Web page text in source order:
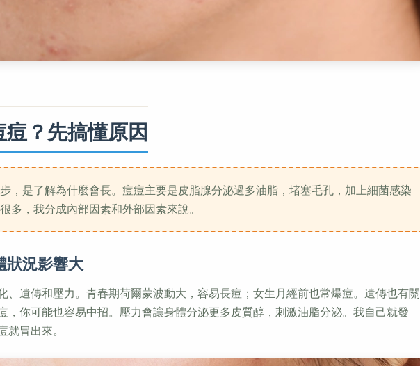
？先搞懂原因
，是了解為什麼會長。痘痘主要是皮脂腺分泌過多油脂，堵塞毛孔，加上細菌感染
多，我分成內部因素和外部因素來說。
狀況影響大
、遺傳和壓力。青春期荷爾蒙波動大，容易長痘；女生月經前也常爆痘。遺傳也有關
，你可能也容易中招。壓力會讓身體分泌更多皮質醇，刺激油脂分泌。我自己就發
冒出來。